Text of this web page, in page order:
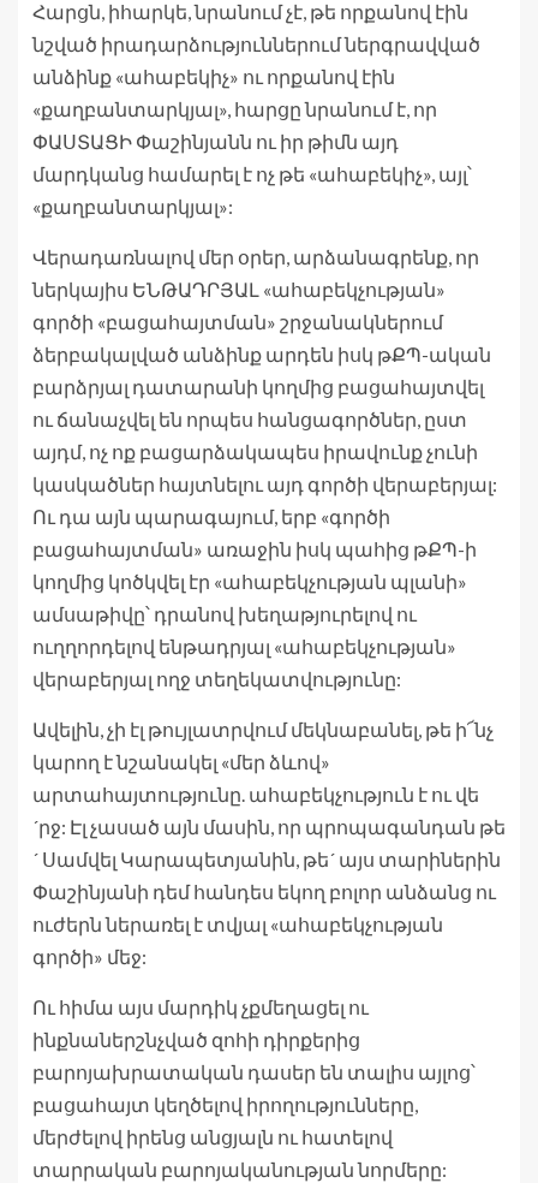
Հարցն, իհարկե, նրանում չէ, թե որքանով էին
նշված իրադարձություններում ներգրավված
անձինք «ահաբեկիչ» ու որքանով էին
«քաղբանտարկյալ», հարցը նրանում է, որ
ՓԱՍՏԱՑԻ Փաշինյանն ու իր թիմն այդ
մարդկանց համարել է ոչ թե «ահաբեկիչ», այլ՝
«քաղբանտարկյալ»:
Վերադառնալով մեր օրեր, արձանագրենք, որ
ներկայիս ԵՆԹԱԴՐՅԱԼ «ահաբեկչության»
գործի «բացահայտման» շրջանակներում
ձերբակալված անձինք արդեն իսկ թՔՊ-ական
բարձրյալ դատարանի կողմից բացահայտվել
ու ճանաչվել են որպես հանցագործներ, ըստ
այդմ, ոչ ոք բացարձակապես իրավունք չունի
կասկածներ հայտնելու այդ գործի վերաբերյալ:
Ու դա այն պարագայում, երբ «գործի
բացահայտման» առաջին իսկ պահից թՔՊ-ի
կողմից կոծկվել էր «ահաբեկչության պլանի»
ամսաթիվը՝ դրանով խեղաթյուրելով ու
ուղղորդելով ենթադրյալ «ահաբեկչության»
վերաբերյալ ողջ տեղեկատվությունը:
Ավելին, չի էլ թույլատրվում մեկնաբանել, թե ի՜նչ
կարող է նշանակել «մեր ձևով»
արտահայտությունը. ահաբեկչություն է ու վե
´րջ: Էլ չասած այն մասին, որ պրոպագանդան թե
´ Սամվել Կարապետյանին, թե´ այս տարիներին
Փաշինյանի դեմ հանդես եկող բոլոր անձանց ու
ուժերն ներառել է տվյալ «ահաբեկչության
գործի» մեջ:
Ու հիմա այս մարդիկ չքմեղացել ու
ինքնաներշնչված զոհի դիրքերից
բարոյախրատական դասեր են տալիս այլոց՝
բացահայտ կեղծելով իրողությունները,
մերժելով իրենց անցյալն ու հատելով
տարրական բարոյականության նորմերը: